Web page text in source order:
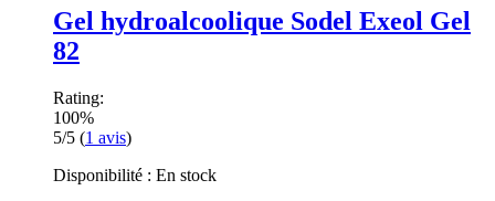
Gel hydroalcoolique Sodel Exeol Gel
82
Rating:
100%
5/5 (1 avis)
Disponibilité : En stock